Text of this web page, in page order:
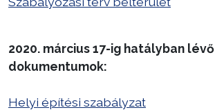
2020. március 17-ig hatályban lévő
dokumentumok:
Helyi építési szabályzat